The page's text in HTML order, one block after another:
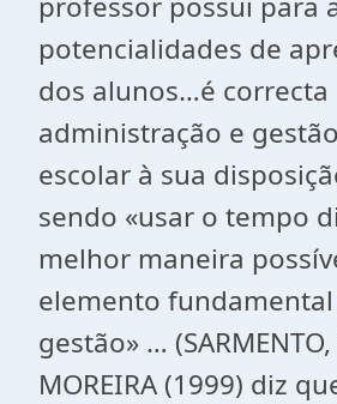
potencialidades de
dos alunos…é correcta
administração e
escolar à sua
sendo «usar o tempo
melhor maneira
elemento
gestão» …
MOREIRA (1999) diz